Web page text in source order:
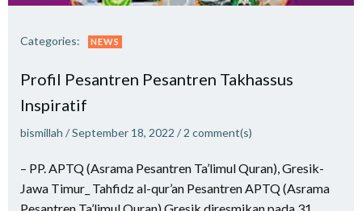
Categories: NEWS
Profil Pesantren Pesantren Takhassus
Inspiratif
bismillah /September 18, 2022 / 2 comment(s)
– PP. APTQ (Asrama Pesantren Ta’limul Quran), Gresik-
Jawa Timur_ Tahfidz al-qur’an Pesantren APTQ (Asrama